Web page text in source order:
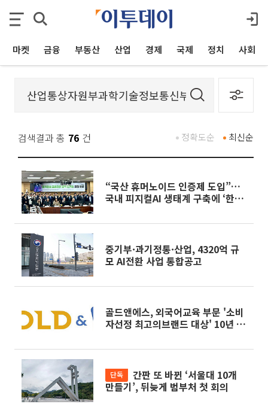
마켓 금융 부동산 산업 경제 국제 정치 사회
검색결과 총 76 건 최신순
정확도순
“국산 휴머노이드 인증제 도입”…
국내 피지컬AI 생태계 구축에 ‘한목
중기부·과기정통·산업, 4320억 규
모 AI전환 사업 통합공고
골드앤에스, 외국어교육 부문 '소비
자선정 최고의브랜드 대상' 10년 연
단독
만들기’, 뒤늦게 범부처 첫 회의